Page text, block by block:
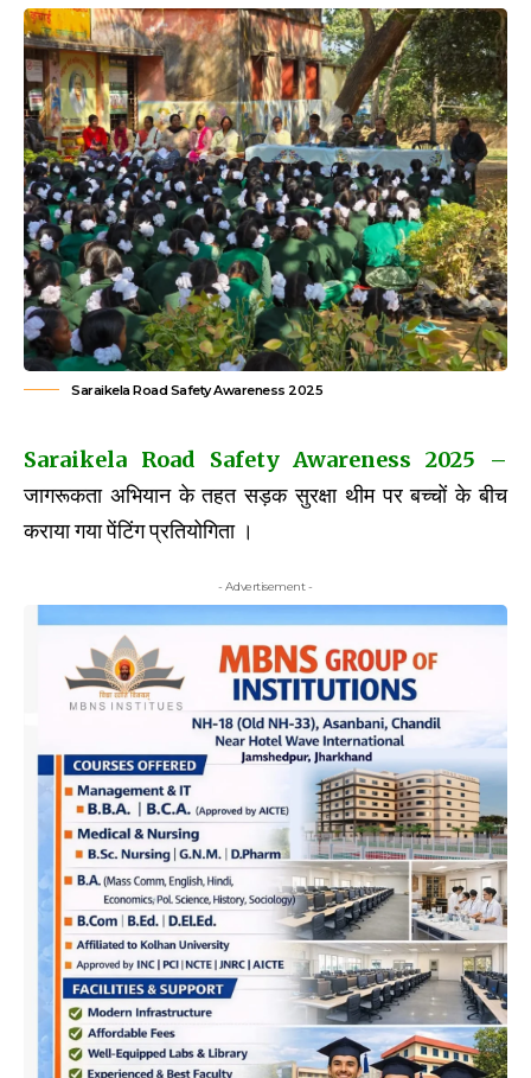
Saraikela Road Safety Awareness 2025
Saraikela Road Safety Awareness 2025 –
जागरूकता अभियान के तहत सड़क सुरक्षा थीम पर बच्चों के बीच
कराया गया पेंटिंग प्रतियोगिता ।
- Advertisement -